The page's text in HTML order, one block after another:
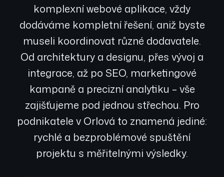
komplexní webové aplikace, vždy
dodáváme kompletní řešení, aniž byste
museli koordinovat různé dodavatele.
Od architektury a designu, přes vývoj a
integrace, až po SEO, marketingové
kampaně a precizní analytiku – vše
zajišťujeme pod jednou střechou. Pro
podnikatele v Orlová to znamená jediné:
rychlé a bezproblémové spuštění
projektu s měřitelnými výsledky.